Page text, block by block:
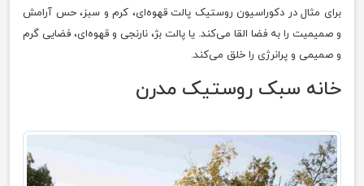
برای مثال در دکوراسیون روستیک پالت قهوه‌ای، کرم و سبز، حس آرامش
و صمیمیت را به فضا القا می‌کند. یا پالت بژ، نارنجی و قهوه‌ای، فضایی گرم
و صمیمی و پرانرژی را خلق می‌کند.
خانه سبک روستیک مدرن